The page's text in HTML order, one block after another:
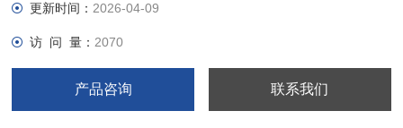
更新时间： 2026-04-09
访 问 量： 2070
产品咨询 联系我们